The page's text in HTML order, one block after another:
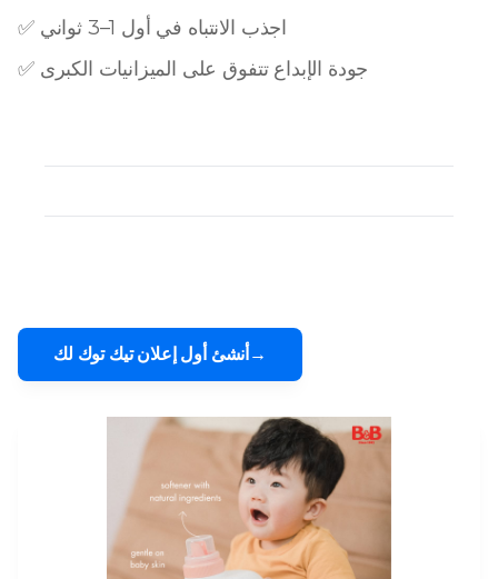
✅ اجذب الانتباه في أول 1–3 ثواني
✅ جودة الإبداع تتفوق على الميزانيات الكبرى
أنشئ أول إعلان تيك توك لك→